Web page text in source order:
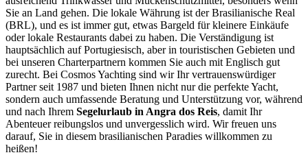
Sie an Land gehen. Die lokale Währung ist der Brasilianische Real
(BRL), und es ist immer gut, etwas Bargeld für kleinere Einkäufe
oder lokale Restaurants dabei zu haben. Die Verständigung ist
hauptsächlich auf Portugiesisch, aber in touristischen Gebieten und
bei unseren Charterpartnern kommen Sie auch mit Englisch gut
zurecht. Bei Cosmos Yachting sind wir Ihr vertrauenswürdiger
Partner seit 1987 und bieten Ihnen nicht nur die perfekte Yacht,
sondern auch umfassende Beratung und Unterstützung vor, während
und nach Ihrem Segelurlaub in Angra dos Reis, damit Ihr
Abenteuer reibungslos und unvergesslich wird. Wir freuen uns
darauf, Sie in diesem brasilianischen Paradies willkommen zu
heißen!